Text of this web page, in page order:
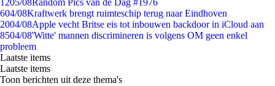
1205/08Random Pics van de Dag #1976
604/08Kraftwerk brengt ruimteschip terug naar Eindhoven
2004/08Apple vecht Britse eis tot inbouwen backdoor in iCloud aan
8504/08'Witte' mannen discrimineren is volgens OM geen enkel
probleem
Laatste items
Laatste items
Toon berichten uit deze thema's